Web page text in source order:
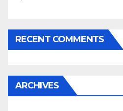
RECENT COMMENTS
ARCHIVES